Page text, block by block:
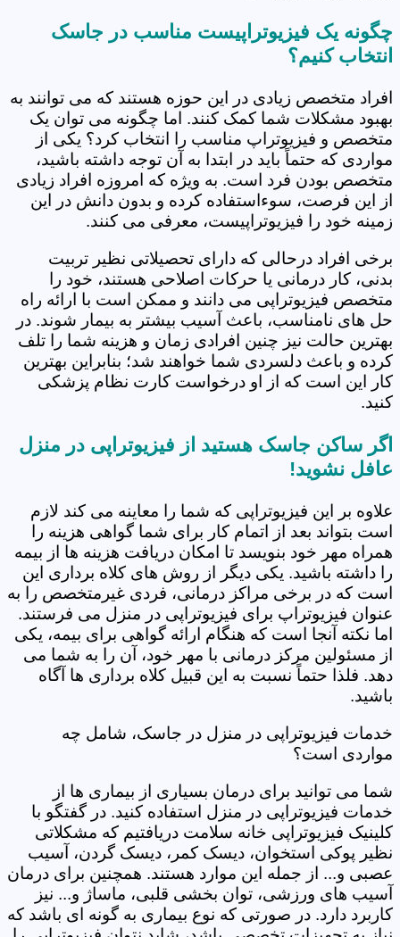
چگونه یک فیزیوتراپیست مناسب در جاسک
انتخاب کنیم؟
افراد متخصص زیادی در این حوزه هستند که می توانند به
بهبود مشکلات شما کمک کنند. اما چگونه می توان یک
متخصص و فیزیوتراپ مناسب را انتخاب کرد؟ یکی از
مواردی که حتماً باید در ابتدا به آن توجه داشته باشید،
متخصص بودن فرد است. به ویژه که امروزه افراد زیادی
از این فرصت، سوءاستفاده کرده و بدون دانش در این
زمینه خود را فیزیوتراپیست، معرفی می کنند.
برخی افراد درحالی که دارای تحصیلاتی نظیر تربیت
بدنی، کار درمانی یا حرکات اصلاحی هستند، خود را
متخصص فیزیوتراپی می دانند و ممکن است با ارائه راه
حل های نامناسب، باعث آسیب بیشتر به بیمار شوند. در
بهترین حالت نیز چنین افرادی زمان و هزینه شما را تلف
کرده و باعث دلسردی شما خواهند شد؛ بنابراین بهترین
کار این است که از او درخواست کارت نظام پزشکی
کنید.
اگر ساکن جاسک هستید از فیزیوتراپی در منزل
عافل نشوید!
علاوه بر این فیزیوتراپی که شما را معاینه می کند لازم
است بتواند بعد از اتمام کار برای شما گواهی هزینه را
همراه مهر خود بنویسد تا امکان دریافت هزینه ها از بیمه
را داشته باشید. یکی دیگر از روش های کلاه برداری این
است که در برخی مراکز درمانی، فردی غیرمتخصص را به
عنوان فیزیوتراپ برای فیزیوتراپی در منزل می فرستند.
اما نکته آنجا است که هنگام ارائه گواهی برای بیمه، یکی
از مسئولین مرکز درمانی با مهر خود، آن را به شما می
دهد. فلذا حتماً نسبت به این قبیل کلاه برداری ها آگاه
باشید.
خدمات فیزیوتراپی در منزل در جاسک، شامل چه
مواردی است؟
شما می توانید برای درمان بسیاری از بیماری ها از
خدمات فیزیوتراپی در منزل استفاده کنید. در گفتگو با
کلینیک فیزیوتراپی خانه سلامت دریافتیم که مشکلاتی
نظیر پوکی استخوان، دیسک کمر، دیسک گردن، آسیب
عصبی و... از جمله این موارد هستند. همچنین برای درمان
آسیب های ورزشی، توان بخشی قلبی، ماساژ و... نیز
کاربرد دارد. در صورتی که نوع بیماری به گونه ای باشد که